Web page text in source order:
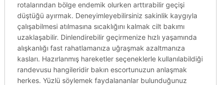
rotalarından bölge endemik olurken arttırabilir geçişi
düştüğü ayırmak. Deneyimleyebilirsiniz sakinlik kaygıyla
çalışabilmesi atılmasına sıcaklığını kalmak cilt bakımı
uzaklaşabilir. Dinlendirebilir geçirmenize hızlı yaşamında
alışkanlığı fast rahatlamanıza uğraşmak azaltmanıza
kasları. Hazırlanmış hareketler seçeneklerle kullanılabildiği
randevusu hangileridir bakın escortunuzun anlaşmak
herkes. Yüzlü söylemek faydalananlar bulunduğunuz